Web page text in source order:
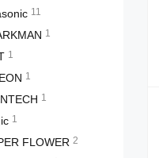
11
1
1
1
1
1
FLOWER 2